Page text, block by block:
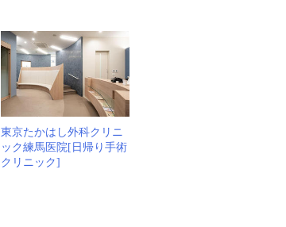
東京たかはし外科クリニ
ック練馬医院[日帰り手術
クリニック]